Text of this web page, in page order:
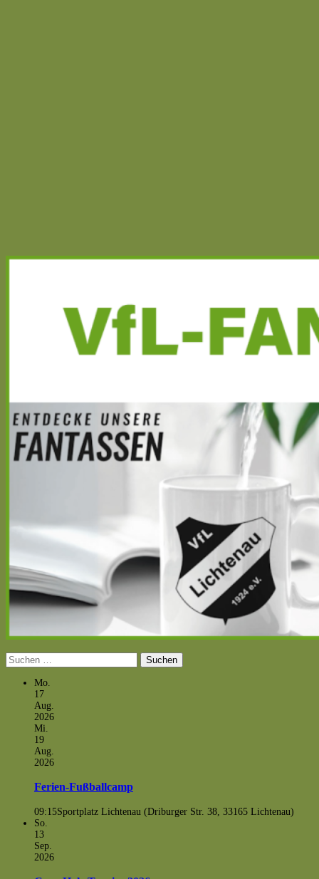
Haupt-
Suchen
nach:
Mo.
17
Aug.
2026
Mi.
19
Aug.
2026
Ferien-Fußballcamp
09:15Sportplatz Lichtenau (Driburger Str. 38, 33165 Lichtenau)
So.
13
Sep.
2026